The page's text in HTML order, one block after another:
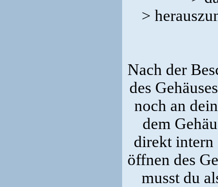
>
Nach der
des
noch an
dem
direkt intern
öffnen des
musst du